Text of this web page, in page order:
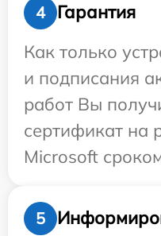
4
Гарантия
Как только
и подписания
работ Вы
сертификат на
Microsoft
5